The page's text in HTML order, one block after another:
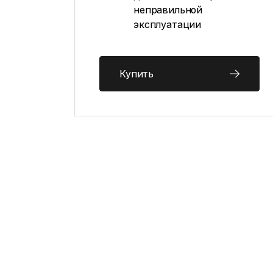
неправильной
эксплуатации
Купить